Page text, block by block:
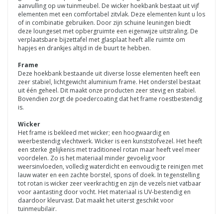
aanvulling op uw tuinmeubel. De wicker hoekbank bestaat uit vijf
elementen met een comfortabel zitvlak. Deze elementen kunt u los
of in combinatie gebruiken. Door zijn schuine leuningen biedt
deze loungeset met opbergruimte een eigenwijze uitstraling. De
verplaatsbare bijzettafel met glasplaat heeft alle ruimte om
hapjes en drankjes altijd in de buurt te hebben.
Frame
Deze hoekbank bestaande uit diverse losse elementen heeft een
zeer stabiel, lichtgewicht aluminium frame. Het onderstel bestaat
uit één geheel. Dit maakt onze producten zeer stevig en stabiel.
Bovendien zorgt de poedercoating dat het frame roestbestendig
is.
Wicker
Het frame is bekleed met wicker; een hoogwaardig en
weerbestendig vlechtwerk. Wicker is een kunststofvezel. Het heeft
een sterke gelijkenis met traditioneel rotan maar heeft veel meer
voordelen. Zo is het materiaal minder gevoelig voor
weersinvloeden, volledig waterdicht en eenvoudig te reinigen met
lauw water en een zachte borstel, spons of doek. In tegenstelling
tot rotan is wicker zeer veerkrachtig en zijn de vezels niet vatbaar
voor aantasting door vocht. Het materiaal is UV-bestendig en
daardoor kleurvast. Dat maakt het uiterst geschikt voor
tuinmeubilair.